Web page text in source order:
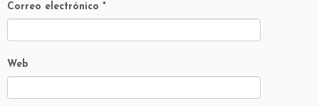
Correo electrónico *
Web